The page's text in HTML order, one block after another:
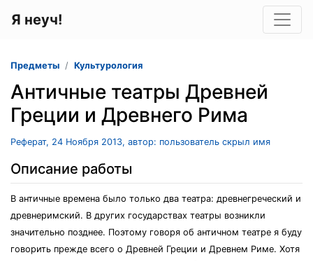
Я неуч!
Предметы Культурология
Античные театры Древней
Греции и Древнего Рима
Реферат, 24 Ноября 2013, автор: пользователь скрыл имя
Описание работы
В античные времена было только два театра: древнегреческий и
древнеримский. В других государствах театры возникли
значительно позднее. Поэтому говоря об античном театре я буду
говорить прежде всего о Древней Греции и Древнем Риме. Хотя